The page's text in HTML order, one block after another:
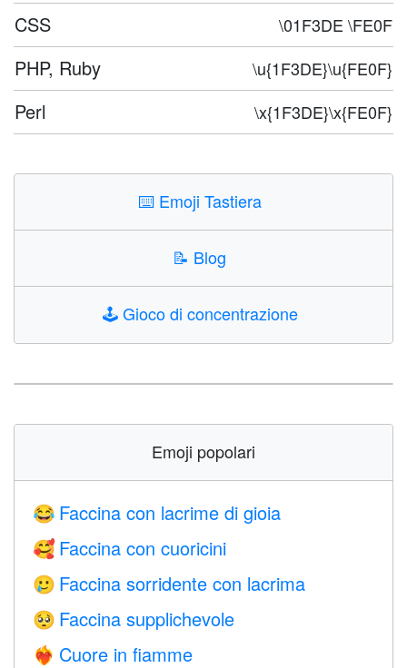
CSS \01F3DE \FE0F
PHP, Ruby \u{1F3DE}\u{FE0F}
Perl \x{1F3DE}\x{FE0F}
⌨️ Emoji Tastiera
📝 Blog
🕹️Gioco di concentrazione
Emoji popolari
😂 Faccina con lacrime di gioia
🥰 Faccina con cuoricini
🥲 Faccina sorridente con lacrima
🥺 Faccina supplichevole
❤️‍🔥 Cuore in fiamme